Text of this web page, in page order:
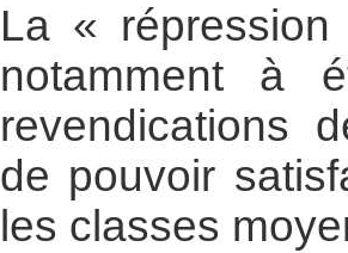
La «
notamment à
revendications
de pouvoir
les classes